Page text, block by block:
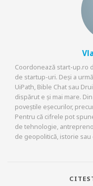
Coordonează start-up.ro
de startup-uri. Deși a
UiPath, Bible Chat sau
dispărut e și mai mare.
poveștile eșecurilor,
Pentru că cifrele pot
de tehnologie,
de geopolitică, istorie sau